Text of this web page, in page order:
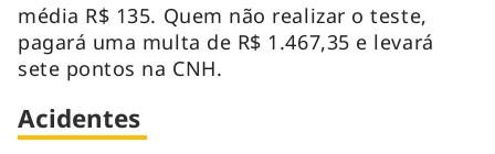
média R$ 135. Quem não realizar o teste,
pagará uma multa de R$ 1.467,35 e levará
sete pontos na CNH.
Acidentes